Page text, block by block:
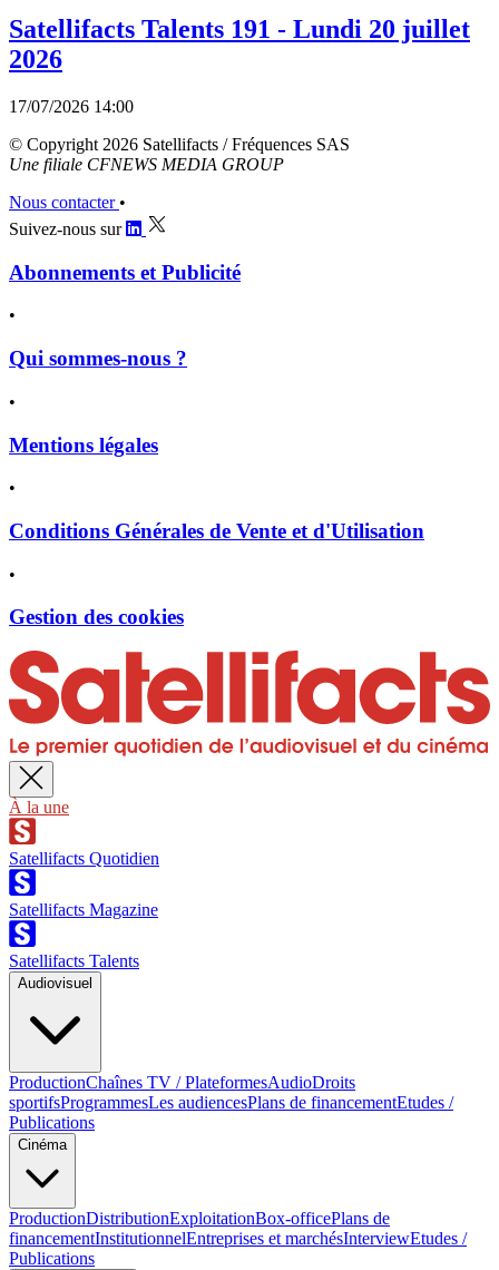
Satellifacts Talents 191 - Lundi 20 juillet
2026
17/07/2026 14:00
© Copyright 2026 Satellifacts / Fréquences SAS
Une filiale CFNEWS MEDIA GROUP
Nous contacter •
Suivez-nous sur
Abonnements et Publicité
•
Qui sommes-nous ?
•
Mentions légales
•
Conditions Générales de Vente et d'Utilisation
•
Gestion des cookies
À la une
Satellifacts Quotidien
Satellifacts Magazine
Satellifacts Talents
Audiovisuel
ProductionChaînes TV / PlateformesAudioDroits
sportifsProgrammesLes audiencesPlans de financementEtudes /
Publications
Cinéma
ProductionDistributionExploitationBox-officePlans de
financementInstitutionnelEntreprises et marchésInterviewEtudes /
Publications